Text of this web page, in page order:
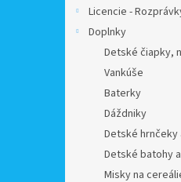
Licencie -
Doplnky
Detské čiapky,
Vankúše
Baterky
Dáždniky
Detské hrnčeky
Detské batohy
Misky na